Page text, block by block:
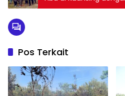
Disambut Langsung
Pos Terkait